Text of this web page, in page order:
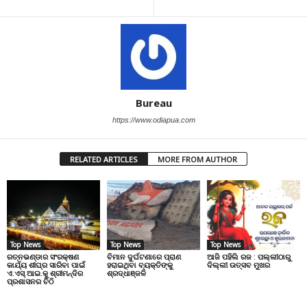
Bureau
https://www.odiapua.com
RELATED ARTICLES MORE FROM AUTHOR
Top News
ରତ୍ନଭଣ୍ଡାର ସଂରକ୍ଷଣ
କାର୍ଯ୍ୟ ଶୀଘ୍ର ସାରିବା ପାଇଁ
ଏ.ଏସ୍.ଆଇ.କୁ ଶ୍ରୀମନ୍ଦିର
ପ୍ରଶାସନର ଚିଠି
Top News
ବିମାନ ଦୁର୍ଘଟଣାରେ ପ୍ରାଣ
ହରାଇଥିବା ବ୍ୟକ୍ତିଙ୍କୁ
ଶ୍ରଦ୍ଧାଞ୍ଜଳି
Top News
ଆଜି ପହିଲି ରଜ : ପଲ୍ଲୀଠାରୁ
ଦିଲ୍ଲୀ ଉତ୍ସବ ମୁଖର